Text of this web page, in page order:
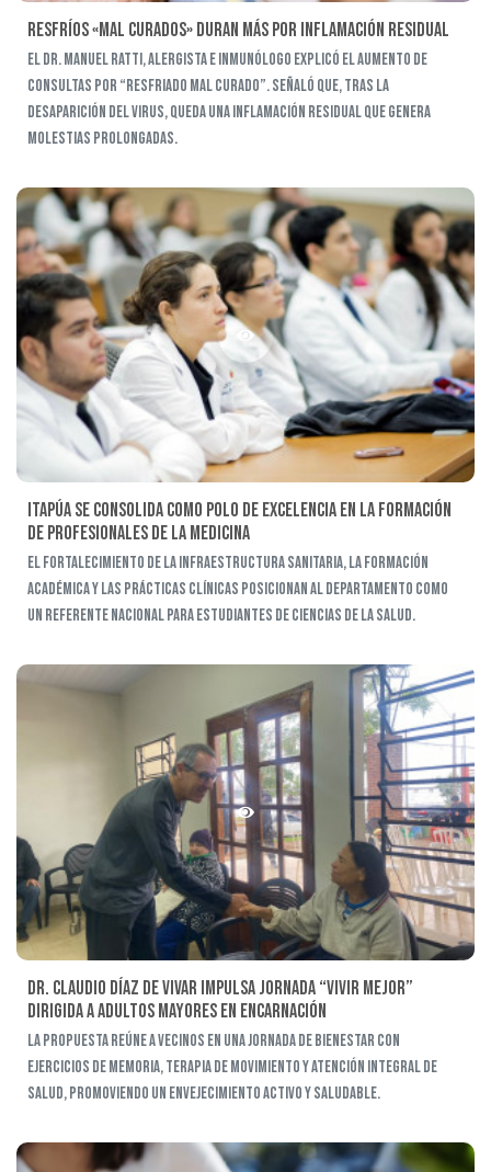
Resfríos «mal curados» duran más por inflamación residual
El Dr. Manuel Ratti, alergista e inmunólogo explicó el aumento de
consultas por “resfriado mal curado”. Señaló que, tras la
desaparición del virus, queda una inflamación residual que genera
molestias prolongadas.
Itapúa se consolida como polo de excelencia en la formación
de profesionales de la medicina
El fortalecimiento de la infraestructura sanitaria, la formación
académica y las prácticas clínicas posicionan al departamento como
un referente nacional para estudiantes de ciencias de la salud.
Dr. Claudio Díaz de Vivar impulsa jornada “Vivir Mejor”
dirigida a adultos mayores en Encarnación
La propuesta reúne a vecinos en una jornada de bienestar con
ejercicios de memoria, terapia de movimiento y atención integral de
salud, promoviendo un envejecimiento activo y saludable.